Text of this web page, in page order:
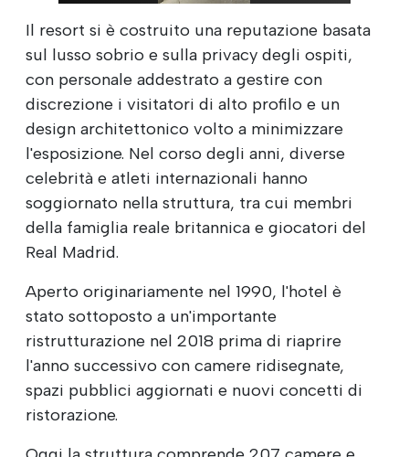
Il resort si è costruito una reputazione basata
sul lusso sobrio e sulla privacy degli ospiti,
con personale addestrato a gestire con
discrezione i visitatori di alto profilo e un
design architettonico volto a minimizzare
l'esposizione. Nel corso degli anni, diverse
celebrità e atleti internazionali hanno
soggiornato nella struttura, tra cui membri
della famiglia reale britannica e giocatori del
Real Madrid.
Aperto originariamente nel 1990, l'hotel è
stato sottoposto a un'importante
ristrutturazione nel 2018 prima di riaprire
l'anno successivo con camere ridisegnate,
spazi pubblici aggiornati e nuovi concetti di
ristorazione.